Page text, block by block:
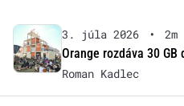
3. júla 2026 •
2m
Orange rozdáva 30
Roman Kadlec